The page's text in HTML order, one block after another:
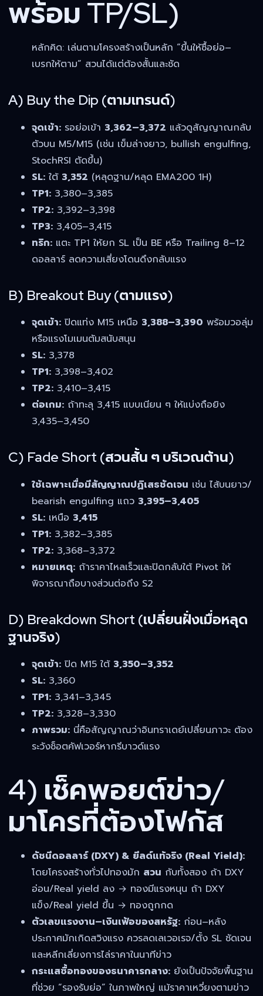
พร้อม TP/SL)
หลักคิด: เล่นตามโครงสร้างเป็นหลัก “ขึ้นให้ซื้อย่อ–
เบรกให้ตาม” สวนได้แต่ต้องสั้นและชัด
A) Buy the Dip (ตามเทรนด์)
จุดเข้า: รอย่อเข้า 3,362–3,372 แล้วดูสัญญาณกลับ
ตัวบน M5/M15 (เช่น เข็มล่างยาว, bullish engulfing,
StochRSI ตัดขึ้น)
SL: ใต้ 3,352 (หลุดฐาน/หลุด EMA200 1H)
TP1: 3,380–3,385
TP2: 3,392–3,398
TP3: 3,405–3,415
ทริก: แตะ TP1 ให้ยก SL เป็น BE หรือ Trailing 8–12
ดอลลาร์ ลดความเสี่ยงโดนดึงกลับแรง
B) Breakout Buy (ตามแรง)
จุดเข้า: ปิดแท่ง M15 เหนือ 3,388–3,390 พร้อมวอลุ่ม
หรือแรงโมเมนตัมสนับสนุน
SL: 3,378
TP1: 3,398–3,402
TP2: 3,410–3,415
ต่อเกม: ถ้าทะลุ 3,415 แบบเนียน ๆ ให้แบ่งถือยิง
3,435–3,450
C) Fade Short (สวนสั้น ๆ บริเวณต้าน)
ใช้เฉพาะเมื่อมีสัญญาณปฏิเสธชัดเจน เช่น ไส้บนยาว/
bearish engulfing แถว 3,395–3,405
SL: เหนือ 3,415
TP1: 3,382–3,385
TP2: 3,368–3,372
หมายเหตุ: ถ้าราคาไหลเร็วและปิดกลับใต้ Pivot ให้
พิจารณาถือบางส่วนต่อถึง S2
D) Breakdown Short (เปลี่ยนฝั่งเมื่อหลุด
ฐานจริง)
จุดเข้า: ปิด M15 ใต้ 3,350–3,352
SL: 3,360
TP1: 3,341–3,345
TP2: 3,328–3,330
ภาพรวม: นี่คือสัญญาณว่าอินทราเดย์เปลี่ยนภาวะ ต้อง
ระวังช็อตคัฟเวอร์หากรีบาวด์แรง
4) เช็คพอยต์ข่าว/
มาโครที่ต้องโฟกัส
ดัชนีดอลลาร์ (DXY) & ยีลด์แท้จริง (Real Yield):
โดยโครงสร้างทั่วไปทองมัก สวน กับทั้งสอง ถ้า DXY
อ่อน/Real yield ลง → ทองมีแรงหนุน ถ้า DXY
แข็ง/Real yield ขึ้น → ทองถูกกด
ตัวเลขแรงงาน–เงินเฟ้อของสหรัฐ: ก่อน–หลัง
ประกาศมักเกิดสวิงแรง ควรลดเลเวอเรจ/ตั้ง SL ชัดเจน
และหลีกเลี่ยงการไล่ราคาในนาทีข่าว
กระแสซื้อทองของธนาคารกลาง: ยังเป็นปัจจัยพื้นฐาน
ที่ช่วย “รองรับย่อ” ในภาพใหญ่ แม้ราคาเหวี่ยงตามข่าว